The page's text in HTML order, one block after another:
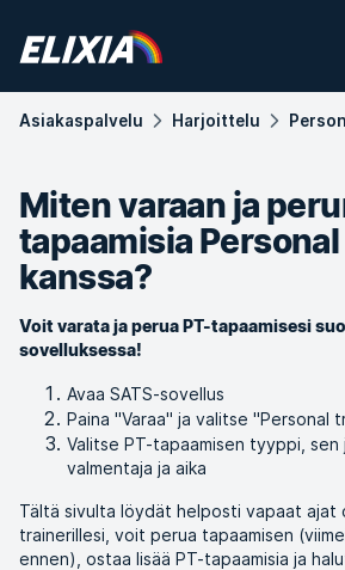
Asiakas­palvelu Harjoittelu
Miten varaan ja
tapaamisia
kanssa?
Voit varata ja perua PT-tapaamisesi
sovelluksessa!
Avaa SATS-sovellus
Paina "Varaa" ja valitse "Personal
Valitse PT-tapaamisen tyyppi, sen
valmentaja ja aika
Tältä sivulta löydät helposti vapaat ajat
trainerillesi, voit perua tapaamisen
ennen), ostaa lisää PT-tapaamisia ja